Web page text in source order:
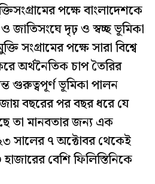
পক্ষে বাংলাদেশকে
জাতিসংঘে দৃঢ় ও স্বচ্ছ ভূমিকা
সংগ্রামের পক্ষে সারা বিশ্বে
অর্থনৈতিক চাপ তৈরির
গুরুত্বপূর্ণ ভূমিকা পালন
বছরের পর বছর ধরে যে
তা মানবতার জন্য এক
সালের ৭ অক্টোবর থেকেই
বেশি ফিলিস্তিনিকে